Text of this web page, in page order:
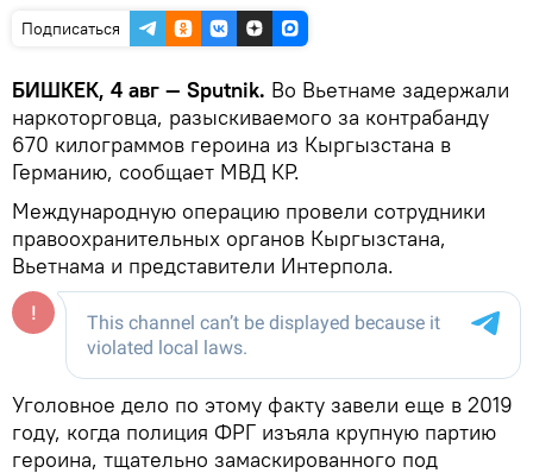
Подписаться
БИШКЕК, 4 авг — Sputnik. Во Вьетнаме задержали
наркоторговца, разыскиваемого за контрабанду
670 килограммов героина из Кыргызстана в
Германию, сообщает МВД КР.
Международную операцию провели сотрудники
правоохранительных органов Кыргызстана,
Вьетнама и представители Интерпола.
Уголовное дело по этому факту завели еще в 2019
году, когда полиция ФРГ изъяла крупную партию
героина, тщательно замаскированного под